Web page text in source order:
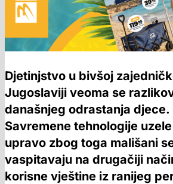
Djetinjstvo u bivšoj
Jugoslaviji veoma se
današnjeg odrastanja djece.
Savremene tehnologije
upravo zbog toga mališani
vaspitavaju na drugačiji
korisne vještine iz ranijeg